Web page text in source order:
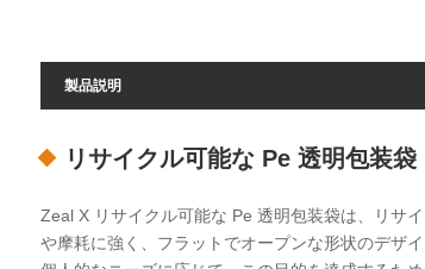
製品説明
リサイクル可能な Pe 透明包装袋
Zeal X リサイクル可能な Pe 透明包装袋は、リサ
や摩耗に強く、フラットでオープンな形状のデザ